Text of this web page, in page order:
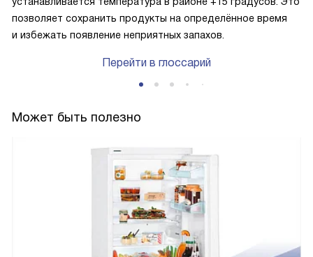
Может быть полезно
позволяет сохранить продукты на определённое время
и избежать появление неприятных запахов.
Перейти в глоссарий